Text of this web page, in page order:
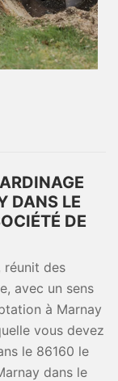
DANS LE
DE
réunit des
avec un sens
à Marnay
vous devez
le 86160 le
dans le